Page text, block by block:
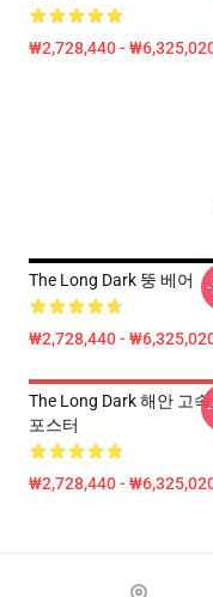
₩2,728,440 -
The Long Dark 뚱 베어
₩2,728,440 -
The Long Dark 해안 고속
포스터
₩2,728,440 -